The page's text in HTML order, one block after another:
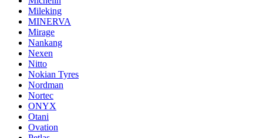
Mileking
MINERVA
Mirage
Nankang
Nexen
Nitto
Nokian Tyres
Nordman
Nortec
ONYX
Otani
Ovation